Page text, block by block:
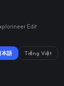
Edit
本語 Tiếng Việt